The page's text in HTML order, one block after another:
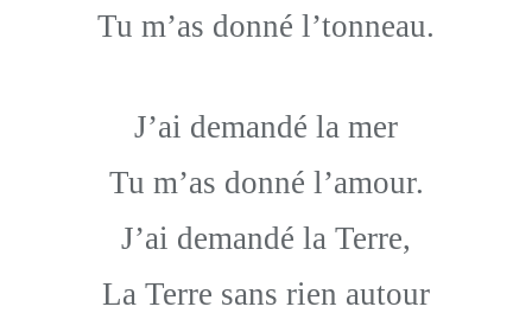
Tu m’as donné l’tonneau.
J’ai demandé la mer
Tu m’as donné l’amour.
J’ai demandé la Terre,
La Terre sans rien autour